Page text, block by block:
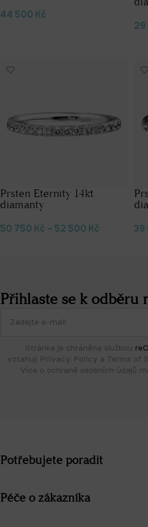
44 500 Kč
29
Prsten Eternity 14kt
diamanty
50 750 Kč – 52 500 Kč 39
Přihlaste se k odběru
Stránka je chráněna službou
vztahují Privacy Policy a Terms of
Více o ochraně osobních údajů
Potřebujete poradit
Péče o zákazníka